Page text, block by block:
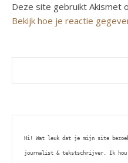
Deze site gebruikt Akismet
Bekijk hoe je reactie
Hi! Wat leuk dat je mijn site
journalist & tekstschrijver. Ik hou